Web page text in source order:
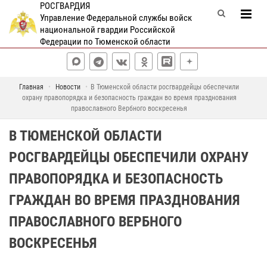
РОСГВАРДИЯ
Управление Федеральной службы войск
национальной гвардии Российской
Федерации по Тюменской области
Главная Новости
В Тюменской области росгвардейцы обеспечили
охрану правопорядка и безопасность граждан во время празднования
православного Вербного воскресенья
В ТЮМЕНСКОЙ ОБЛАСТИ
РОСГВАРДЕЙЦЫ ОБЕСПЕЧИЛИ ОХРАНУ
ПРАВОПОРЯДКА И БЕЗОПАСНОСТЬ
ГРАЖДАН ВО ВРЕМЯ ПРАЗДНОВАНИЯ
ПРАВОСЛАВНОГО ВЕРБНОГО
ВОСКРЕСЕНЬЯ